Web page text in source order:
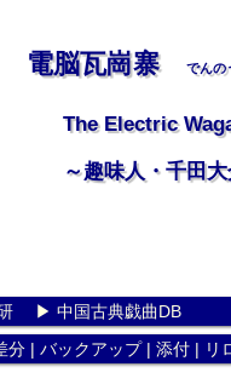
電脳瓦崗寨 でんの
The Electric
～趣味人・千田
▶ 中国古典戯曲DB
分| バックアップ| 添付| リ